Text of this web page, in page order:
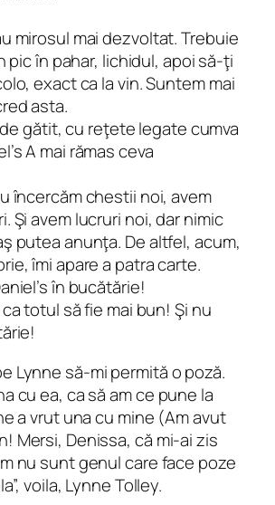
mirosul mai dezvoltat. Trebuie
pic în pahar, lichidul, apoi să-ţi
exact ca la vin. Suntem mai
asta.
gătit, cu reţete legate cumva
A mai rămas ceva
încercăm chestii noi, avem
Şi avem lucruri noi, dar nimic
putea anunţa. De altfel, acum,
îmi apare a patra carte.
în bucătărie!
ca totul să fie mai bun! Şi nu
Lynne să-mi permită o poză.
cu ea, ca să am ce pune la
a vrut una cu mine (Am avut
Mersi, Denissa, că mi-ai zis
nu sunt genul care face poze
voila, Lynne Tolley.